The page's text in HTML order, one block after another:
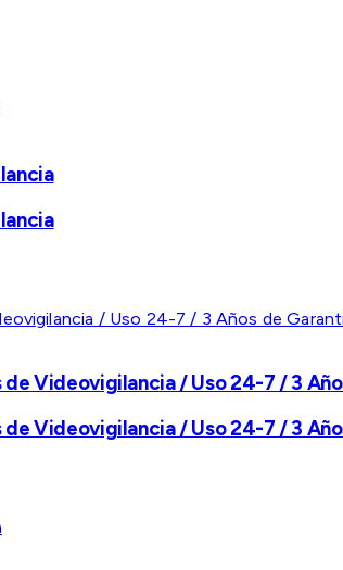
Videovigilancia / Uso 24-7 / 3
Videovigilancia / Uso 24-7 / 3